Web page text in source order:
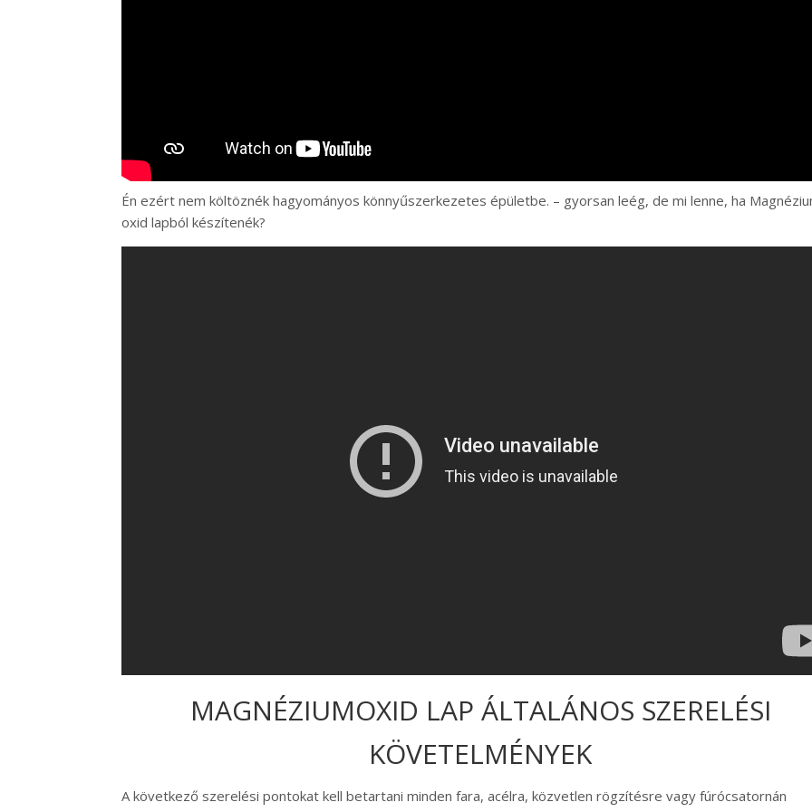
Én ezért nem költöznék hagyományos könnyűszerkezetes épületbe. – gyorsan leég, de mi lenne, ha
oxid lapból készítenék?
MAGNÉZIUMOXID LAP ÁLTALÁNOS SZERELÉSI
KÖVETELMÉNYEK
A következő szerelési pontokat kell betartani minden fara, acélra, közvetlen rögzítésre vagy fúrócsatornán